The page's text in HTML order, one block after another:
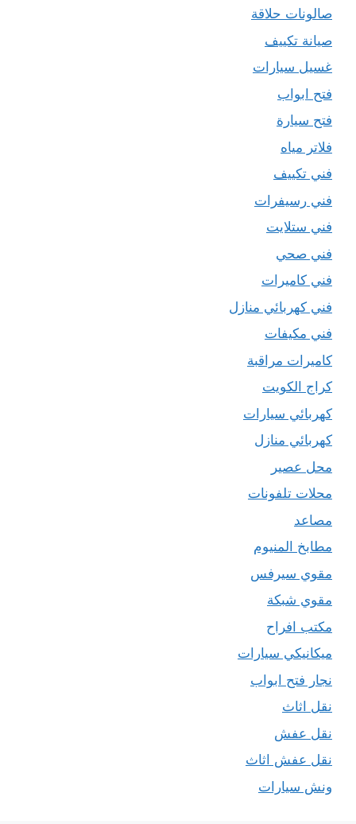
صالونات حلاقة
صيانة تكييف
غسيل سيارات
فتح ابواب
فتح سيارة
فلاتر مياه
فني تكييف
فني رسيفرات
فني ستلايت
فني صحي
فني كاميرات
فني كهربائي منازل
فني مكيفات
كاميرات مراقبة
كراج الكويت
كهربائي سيارات
كهربائي منازل
محل عصير
محلات تلفونات
مصاعد
مطابخ المنيوم
مقوي سيرفس
مقوي شبكة
مكتب افراح
ميكانيكي سيارات
نجار فتح ابواب
نقل اثاث
نقل عفش
نقل عفش اثاث
ونش سيارات